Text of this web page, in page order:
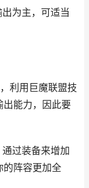
为主，可适当
利用巨魔联盟技
出能力，因此要
过装备来增加
的阵容更加全